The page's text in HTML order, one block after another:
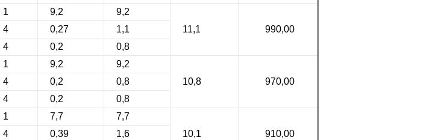
1 9,2
9,2
11,1
990,00
4 0,27
1,1
4 0,2 0,8
1 9,2
9,2
10,8
970,00
4 0,2
0,8
4 0,2 0,8
1 7,7
7,7
10,1
910,00
4 0,39
1,6